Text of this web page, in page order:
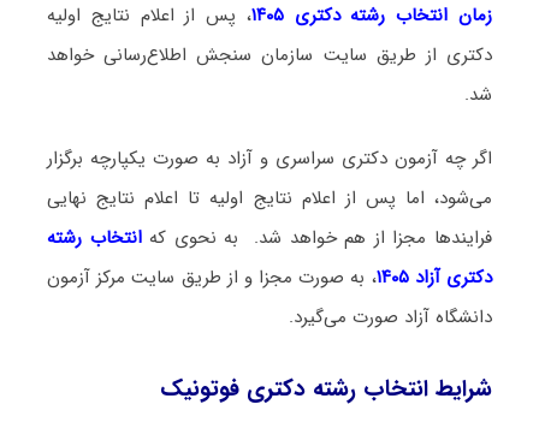
زمان انتخاب رشته دکتری ۱۴۰۵
، پس از اعلام نتایج اولیه
دکتری از طریق سایت سازمان سنجش اطلاع‌رسانی خواهد
شد.
اگر چه آزمون دکتری سراسری و آزاد به صورت یکپارچه برگزار
می‌شود، اما پس از اعلام نتایج اولیه تا اعلام نتایج نهایی
فرایندها مجزا از هم خواهد شد. به نحوی که انتخاب رشته
دکتری آزاد ۱۴۰۵
، به صورت مجزا و از طریق سایت مرکز آزمون
دانشگاه آزاد صورت می‌گیرد.
شرایط انتخاب رشته دکتری فوتونیک